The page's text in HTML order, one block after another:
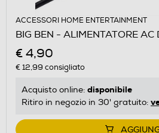
ACCESSORI HOME ENTERTAINMENT
BIG
€ 4,90
€ 12,99 consigliato
Acquisto online: disponibile
Ritiro in negozio in 30' gratuito: